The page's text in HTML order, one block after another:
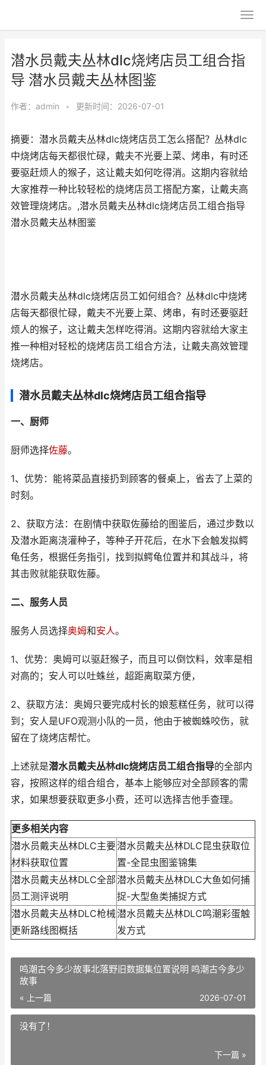
潜水员戴夫丛林dlc烧烤店员工组合指
导 潜水员戴夫丛林图鉴
作者： admin • 更新时间：2026-07-01
摘要：潜水员戴夫丛林dlc烧烤店员工怎么搭配？丛林dlc
中烧烤店每天都很忙碌，戴夫不光要上菜、烤串，有时还
要驱赶烦人的猴子，这让戴夫如何吃得消。这期内容就给
大家推荐一种比较轻松的烧烤店员工搭配方案，让戴夫高
效管理烧烤店。,潜水员戴夫丛林dlc烧烤店员工组合指导
潜水员戴夫丛林图鉴
潜水员戴夫丛林dlc烧烤店员工如何组合？丛林dlc中烧烤
店每天都很忙碌，戴夫不光要上菜、烤串，有时还要驱赶
烦人的猴子，这让戴夫怎样吃得消。这期内容就给大家主
推一种相对轻松的烧烤店员工组合方法，让戴夫高效管理
烧烤店。
潜水员戴夫丛林dlc烧烤店员工组合指导
一、厨师
厨师选择佐藤。
1、优势：能将菜品直接扔到顾客的餐桌上，省去了上菜的
时刻。
2、获取方法：在剧情中获取佐藤给的图鉴后，通过步数以
及潜水距离浇灌种子，等种子开花后，在水下会触发拟鳄
龟任务，根据任务指引，找到拟鳄龟位置并和其战斗，将
其击败就能获取佐藤。
二、服务人员
服务人员选择奥姆和安人。
1、优势：奥姆可以驱赶猴子，而且可以倒饮料，效率是相
对高的；安人可以吐蛛丝，超距离取菜方便，
2、获取方法：奥姆只要完成村长的娘惹糕任务，就可以得
到；安人是UFO观测小队的一员，他由于被蜘蛛咬伤，就
留在了烧烤店帮忙。
上述就是潜水员戴夫丛林dlc烧烤店员工组合指导的全部内
容，按照这样的组合组合，基本上能够应对全部顾客的需
求，如果想要获取更多小费，还可以选择吉他手查理。
更多相关内容
潜水员戴夫丛林DLC主要
材料获取位置
潜水员戴夫丛林DLC昆虫获取位
置-全昆虫图鉴锦集
潜水员戴夫丛林DLC全部
员工测评说明
潜水员戴夫丛林DLC大鱼如何捕
捉-大型鱼类捕捉方式
潜水员戴夫丛林DLC枪械
更新路线图概括
潜水员戴夫丛林DLC鸣潮彩蛋触
发方式
鸣潮古今多少故事北落野旧数据集位置说明 鸣潮古今多少
故事
« 上一篇 2026-07-01
没有了！
下一篇 »